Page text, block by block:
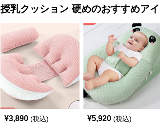
授乳クッション 硬めのおすすめア
¥3,890 (税込) ¥5,920 (税込)